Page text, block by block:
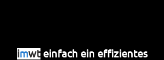
imwt einfach ein effizientes